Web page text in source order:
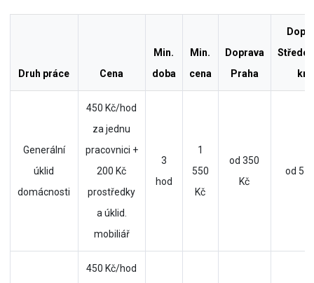
Druh práce Cena
Min.
doba
Min.
cena
Doprava
Praha
Generální
úklid
domácnosti
450 Kč/hod
za jednu
pracovnici +
200 Kč
prostředky
a úklid.
mobiliář
3
hod
1
550
Kč
od 350
Kč
od
450 Kč/hod